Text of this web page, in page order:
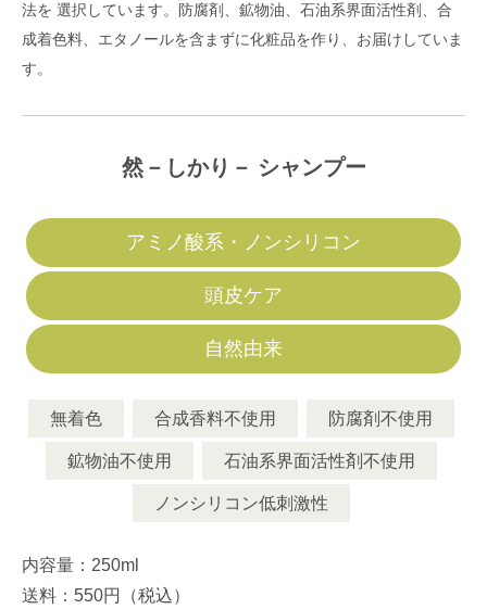
法を 選択しています。防腐剤、鉱物油、石油系界面活性剤、合
成着色料、エタノールを含まずに化粧品を作り、お届けしていま
す。
然－しかり－ シャンプー
アミノ酸系・ノンシリコン
頭皮ケア
自然由来
無着色 合成香料不使用 防腐剤不使用
鉱物油不使用 石油系界面活性剤不使用
ノンシリコン低刺激性
内容量：250ml
送料：550円（税込）